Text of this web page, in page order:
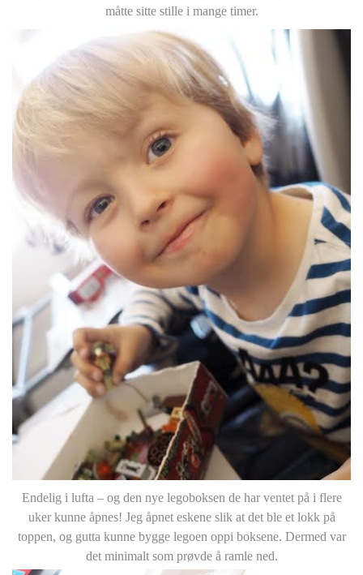
måtte sitte stille i mange timer.
Endelig i lufta – og den nye legoboksen de har ventet på i flere
uker kunne åpnes! Jeg åpnet eskene slik at det ble et lokk på
toppen, og gutta kunne bygge legoen oppi boksene. Dermed var
det minimalt som prøvde å ramle ned.